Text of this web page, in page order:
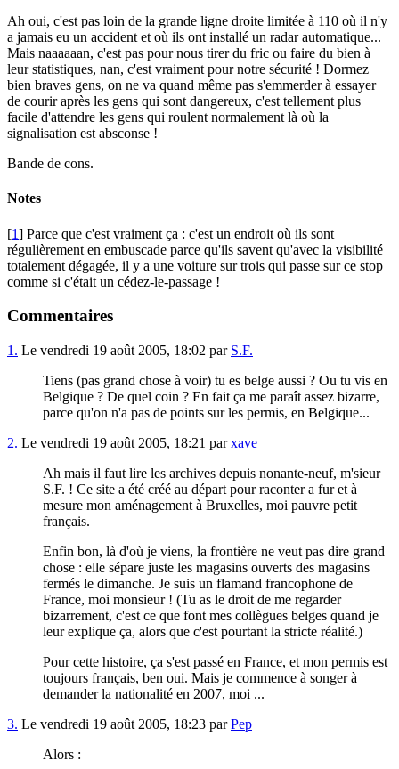
Ah oui, c'est pas loin de la grande ligne droite limitée à 110 où il n'y
a jamais eu un accident et où ils ont installé un radar automatique...
Mais naaaaaan, c'est pas pour nous tirer du fric ou faire du bien à
leur statistiques, nan, c'est vraiment pour notre sécurité ! Dormez
bien braves gens, on ne va quand même pas s'emmerder à essayer
de courir après les gens qui sont dangereux, c'est tellement plus
facile d'attendre les gens qui roulent normalement là où la
signalisation est absconse !
Bande de cons.
Notes
[1] Parce que c'est vraiment ça : c'est un endroit où ils sont
régulièrement en embuscade parce qu'ils savent qu'avec la visibilité
totalement dégagée, il y a une voiture sur trois qui passe sur ce stop
comme si c'était un cédez-le-passage !
Commentaires
1. Le vendredi 19 août 2005, 18:02 par S.F.
Tiens (pas grand chose à voir) tu es belge aussi ? Ou tu vis en
Belgique ? De quel coin ? En fait ça me paraît assez bizarre,
parce qu'on n'a pas de points sur les permis, en Belgique...
2. Le vendredi 19 août 2005, 18:21 parxave
Ah mais il faut lire les archives depuis nonante-neuf, m'sieur
S.F. ! Ce site a été créé au départ pour raconter a fur et à
mesure mon aménagement à Bruxelles, moi pauvre petit
français.
Enfin bon, là d'où je viens, la frontière ne veut pas dire grand
chose : elle sépare juste les magasins ouverts des magasins
fermés le dimanche. Je suis un flamand francophone de
France, moi monsieur ! (Tu as le droit de me regarder
bizarrement, c'est ce que font mes collègues belges quand je
leur explique ça, alors que c'est pourtant la stricte réalité.)
Pour cette histoire, ça s'est passé en France, et mon permis est
toujours français, ben oui. Mais je commence à songer à
demander la nationalité en 2007, moi ...
3. Le vendredi 19 août 2005, 18:23 parPep
Alors :